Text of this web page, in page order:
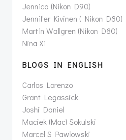
Jennica (Nikon D90)
Jennifer Kivinen ( Nikon D80)
Martin Wallgren (Nikon D80)
Nina Xi
BLOGS IN ENGLISH
Carlos Lorenzo
Grant Legassick
Joshi Daniel
Maciek (Mac) Sokulski
Marcel S Pawlowski